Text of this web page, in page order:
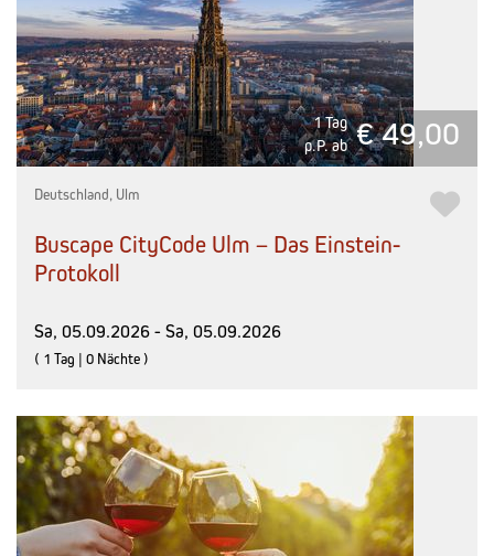
1 Tag
p.P. ab € 49,00
Deutschland, Ulm
Buscape CityCode Ulm – Das Einstein-
Protokoll
Sa, 05.09.2026 - Sa, 05.09.2026
( 1 Tag | 0 Nächte )